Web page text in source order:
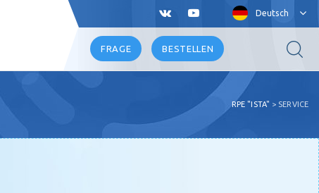
Deutsch
FRAGE BESTELLEN
RPE "ISTA" > SERVICE